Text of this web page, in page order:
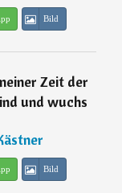
Bild
Zeit der
und wuchs
Bild